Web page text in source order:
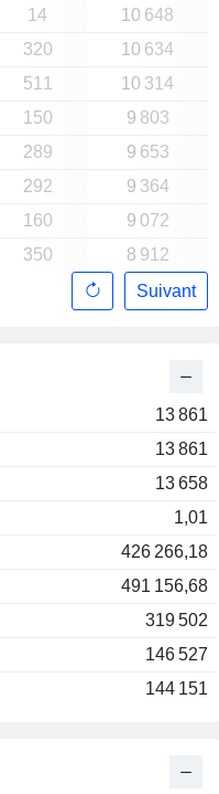
13 861
13 861
13 658
1,01
426 266,18
491 156,68
319 502
146 527
144 151
14
10 648
320
10 634
511
10 314
150
9 803
289
9 653
292
9 364
160
9 072
350
8 912
Suivant